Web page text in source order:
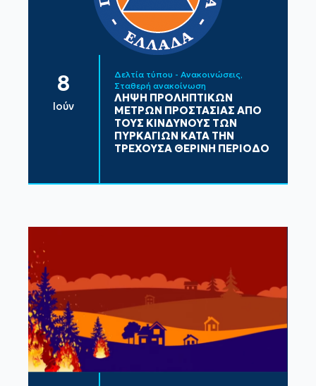
8
Ιούν
Δελτία τύπου - Ανακοινώσεις
Σταθερή ανακοίνωση
ΛΗΨΗ ΠΡΟΛΗΠΤΙΚΩΝ
ΜΕΤΡΩΝ ΠΡΟΣΤΑΣΙΑΣ ΑΠΟ
ΤΟΥΣ ΚΙΝΔΥΝΟΥΣ ΤΩΝ
ΠΥΡΚΑΓΙΩΝ ΚΑΤΑ ΤΗΝ
ΤΡΕΧΟΥΣΑ ΘΕΡΙΝΗ ΠΕΡΙΟΔΟ